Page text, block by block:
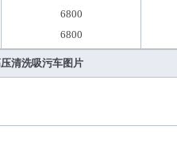
6800
6800
清洗吸污车图片